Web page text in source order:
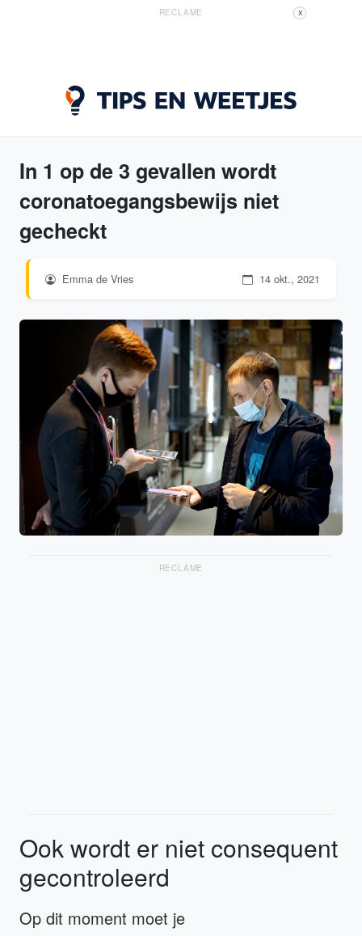
RECLAME X
In 1 op de 3 gevallen wordt
coronatoegangsbewijs niet
gecheckt
Emma de Vries 14 okt., 2021
RECLAME
Ook wordt er niet consequent
gecontroleerd
Op dit moment moet je